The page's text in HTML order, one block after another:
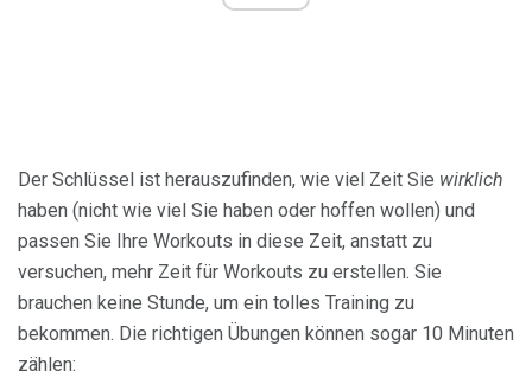
Der Schlüssel ist herauszufinden, wie viel Zeit Sie wirklich
haben (nicht wie viel Sie haben oder hoffen wollen) und
passen Sie Ihre Workouts in diese Zeit, anstatt zu
versuchen, mehr Zeit für Workouts zu erstellen. Sie
brauchen keine Stunde, um ein tolles Training zu
bekommen. Die richtigen Übungen können sogar 10 Minuten
zählen: